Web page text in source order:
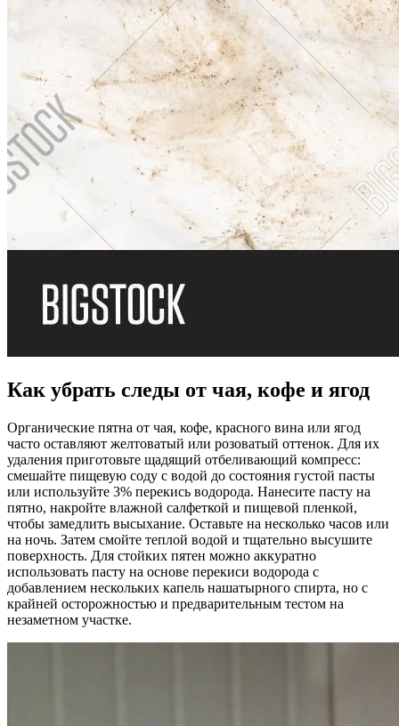
Как убрать следы от чая, кофе и ягод
Органические пятна от чая, кофе, красного вина или ягод
часто оставляют желтоватый или розоватый оттенок. Для их
удаления приготовьте щадящий отбеливающий компресс:
смешайте пищевую соду с водой до состояния густой пасты
или используйте 3% перекись водорода. Нанесите пасту на
пятно, накройте влажной салфеткой и пищевой пленкой,
чтобы замедлить высыхание. Оставьте на несколько часов или
на ночь. Затем смойте теплой водой и тщательно высушите
поверхность. Для стойких пятен можно аккуратно
использовать пасту на основе перекиси водорода с
добавлением нескольких капель нашатырного спирта, но с
крайней осторожностью и предварительным тестом на
незаметном участке.